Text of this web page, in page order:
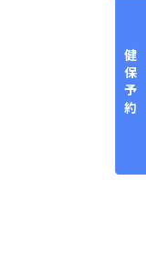
健保予約